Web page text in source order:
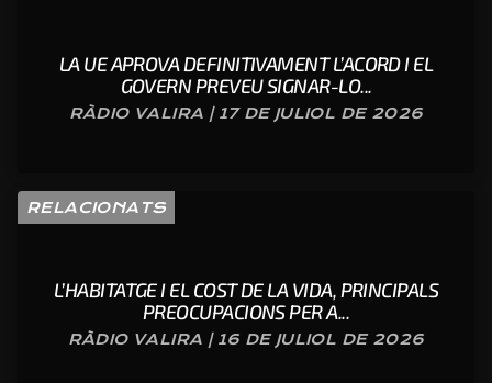
LA UE APROVA DEFINITIVAMENT L’ACORD I EL
GOVERN PREVEU SIGNAR-LO...
RÀDIO VALIRA | 17 DE JULIOL DE 2026
RELACIONATS
L’HABITATGE I EL COST DE LA VIDA, PRINCIPALS
PREOCUPACIONS PER A...
RÀDIO VALIRA | 16 DE JULIOL DE 2026